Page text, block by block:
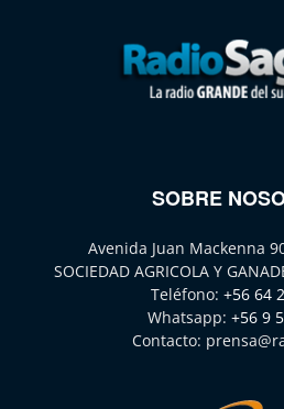
SOBRE
Avenida Juan Mackenna
SOCIEDAD AGRICOLA Y
Teléfono: +56 64
Whatsapp: +56 9
Contacto: